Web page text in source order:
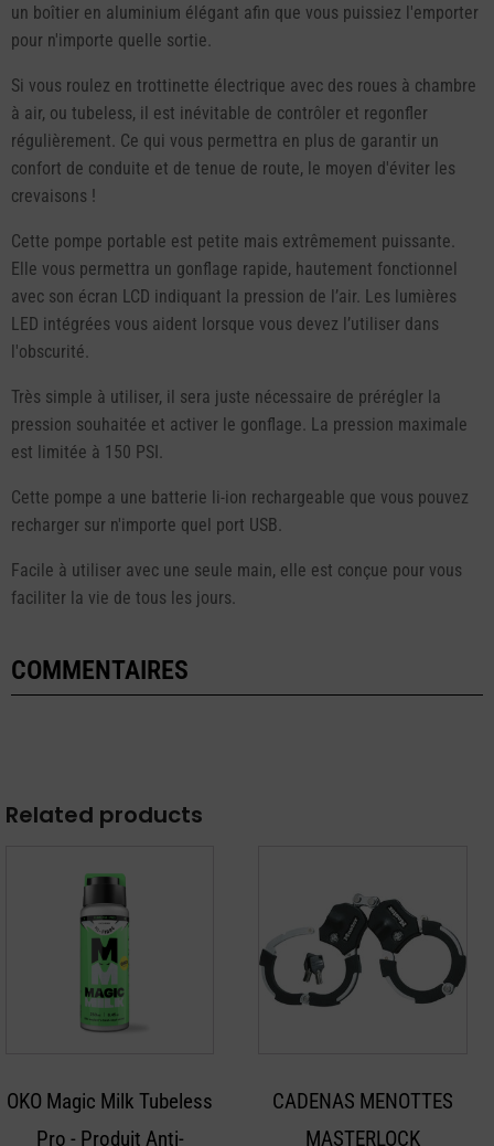
un boîtier en aluminium élégant afin que vous puissiez l'emporter
pour n'importe quelle sortie.
Si vous roulez en trottinette électrique avec des roues à chambre
à air, ou tubeless, il est inévitable de contrôler et regonfler
régulièrement. Ce qui vous permettra en plus de garantir un
confort de conduite et de tenue de route, le moyen d'éviter les
crevaisons !
Cette pompe portable est petite mais extrêmement puissante.
Elle vous permettra un gonflage rapide, hautement fonctionnel
avec son écran LCD indiquant la pression de l’air. Les lumières
LED intégrées vous aident lorsque vous devez l’utiliser dans
l'obscurité.
Très simple à utiliser, il sera juste nécessaire de prérégler la
pression souhaitée et activer le gonflage. La pression maximale
est limitée à 150 PSI.
Cette pompe a une batterie li-ion rechargeable que vous pouvez
recharger sur n'importe quel port USB.
Facile à utiliser avec une seule main, elle est conçue pour vous
faciliter la vie de tous les jours.
COMMENTAIRES
Related products
OKO Magic Milk Tubeless
Pro - Produit Anti-
CADENAS MENOTTES
MASTERLOCK
plusieurs
variations.
être
choisies